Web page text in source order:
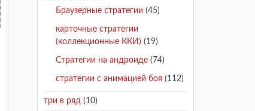
Браузерные стратегии (45)
карточные стратегии
(коллекционные ККИ) (19)
Стратегии на андроиде(74)
стратегии с анимацией боя (112)
три в ряд(10)